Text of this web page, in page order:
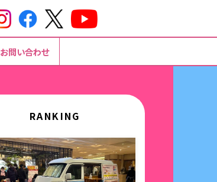
RANKING
お問い合わせ